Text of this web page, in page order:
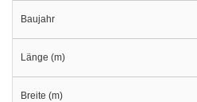
Baujahr
Länge (m)
Breite (m)